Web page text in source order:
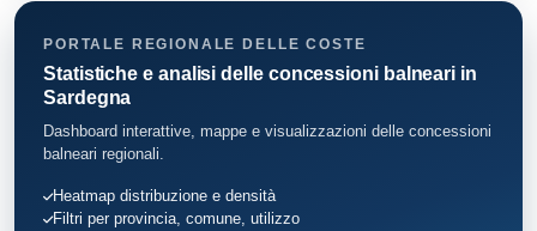
Teulada
Villaputzu
Villasimius
PORTALE REGIONALE DELLE COSTE
Statistiche e analisi delle concessioni balneari in
Sardegna
Dashboard interattive, mappe e visualizzazioni delle concessioni
balneari regionali.
Heatmap distribuzione e densità
Filtri per provincia, comune, utilizzo